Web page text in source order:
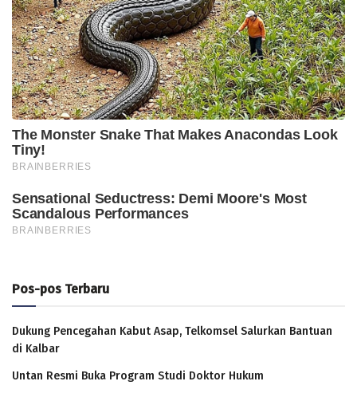
Pos-pos Terbaru
Dukung Pencegahan Kabut Asap, Telkomsel Salurkan Bantuan
di Kalbar
Untan Resmi Buka Program Studi Doktor Hukum